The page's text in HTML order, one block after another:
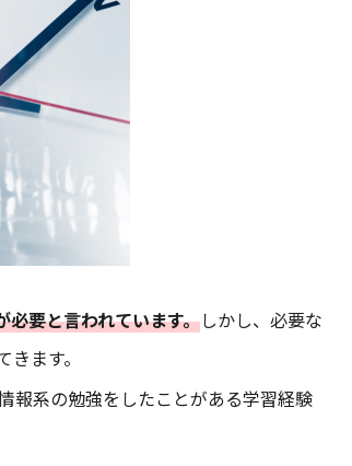
要と言われています。しかし、必要な
ます。
報系の勉強をしたことがある学習経験